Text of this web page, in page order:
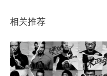
相关推荐